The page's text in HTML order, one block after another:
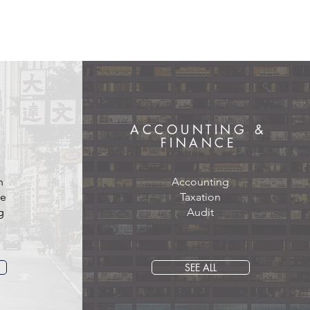
Archive
ACCOUNTING &
FINANCE
Accounting
Taxation
Audit
SEE ALL